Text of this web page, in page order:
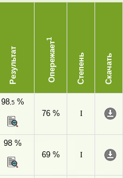
Результат Опережает
1
Степень Скачать
98,5 %
76 %
I
98 %
69 %
I